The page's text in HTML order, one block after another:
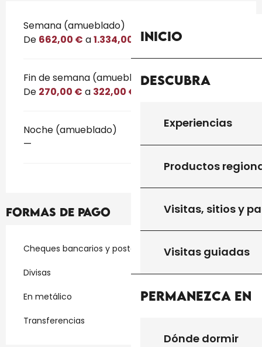
Inicio
Descubra
Experiencias
Productos
Visitas, sitios y
Visitas guiadas
Permanezca en
Dónde dormir
Tarifas 2026
Semana (amueblado)
De 662,00 € a1.334,00 €
Fin de semana (amueblado)
De 270,00 € a 322,00 €
Noche (amueblado)
—
Formas de pago
Cheques bancarios y postales
Divisas
En metálico
Transferencias